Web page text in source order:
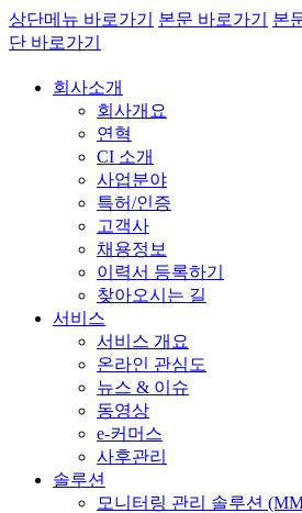
상단메뉴 바로가기 본문 바로가기 본
단 바로가기
회사소개
회사개요
연혁
CI 소개
사업분야
특허/인증
고객사
채용정보
이력서 등록하기
찾아오시는 길
서비스
서비스 개요
온라인 관심도
뉴스 & 이슈
동영상
e-커머스
사후관리
솔루션
모니터링 관리 솔루션